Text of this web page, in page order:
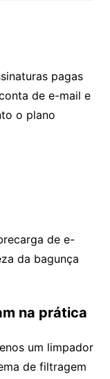
pagas
de e-mail e
o plano
de e-
da bagunça
na prática
um limpador
de filtragem